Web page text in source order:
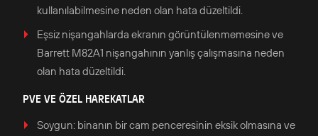
kullanılabilmesine neden olan hata düzeltildi.
Eşsiz nişangahlarda ekranın görüntülenmemesine ve
Barrett M82A1 nişangahının yanlış çalışmasına neden
olan hata düzeltildi.
PVE VE ÖZEL HAREKATLAR
Soygun: binanın bir cam penceresinin eksik olmasına ve